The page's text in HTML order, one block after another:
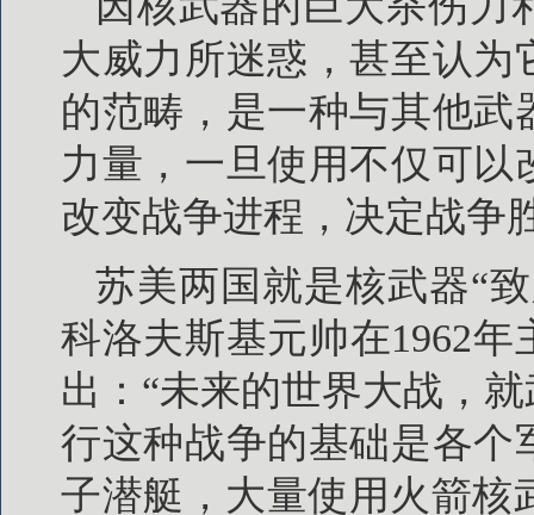
大威力所迷惑，甚至认
的范畴，是一种与其他
力量，一旦使用不仅可
改变战争进程，决定战争
苏美两国就是核武器“
科洛夫斯基元帅在1962
出：“未来的世界大战，
行这种战争的基础是各个
子潜艇，大量使用火箭核